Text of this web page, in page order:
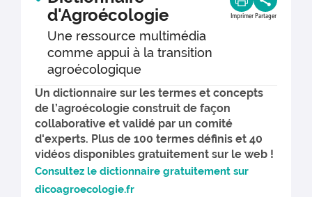
d'Agroécologie
Une ressource multimédia
comme appui à la transition
agroécologique
Imprimer Partager
Un dictionnaire sur les termes et concepts
de l’agroécologie construit de façon
collaborative et validé par un comité
d'experts. Plus de 100 termes définis et 40
vidéos disponibles gratuitement sur le web !
Consultez le dictionnaire gratuitement sur
dicoagroecologie.fr